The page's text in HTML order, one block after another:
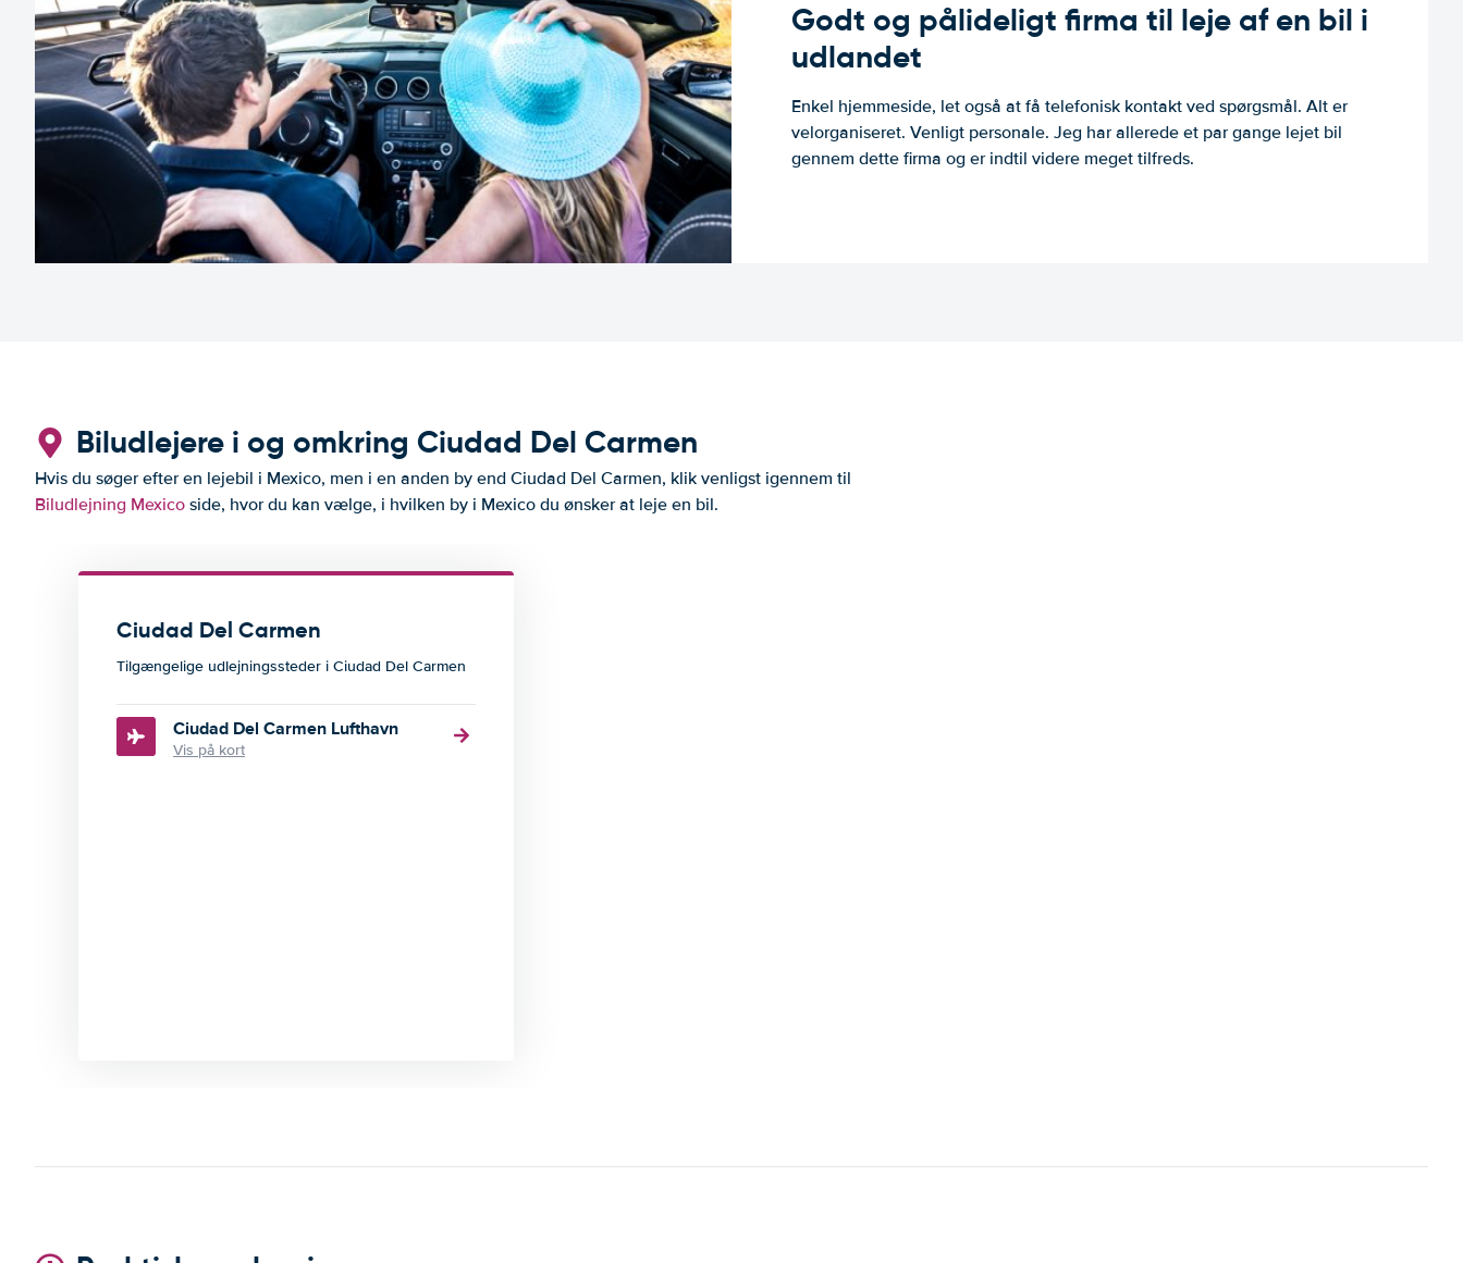
Godt og pålideligt firma til leje af en bil i
udlandet
Enkel hjemmeside, let også at få telefonisk kontakt ved spørgsmål. Alt er
velorganiseret. Venligt personale. Jeg har allerede et par gange lejet bil
gennem dette firma og er indtil videre meget tilfreds.
Biludlejere i og omkring Ciudad Del Carmen
Hvis du søger efter en lejebil i Mexico, men i en anden by end Ciudad Del Carmen, klik venligst igennem til
Biludlejning Mexico side, hvor du kan vælge, i hvilken by i Mexico du ønsker at leje en bil.
Ciudad Del Carmen
Tilgængelige udlejningssteder i Ciudad Del Carmen
Ciudad Del Carmen Lufthavn
Vis på kort